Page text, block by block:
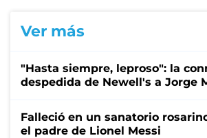
Ver más
"Hasta siempre, leproso": la
despedida de Newell's a Jorge
Falleció en un sanatorio
el padre de Lionel Messi